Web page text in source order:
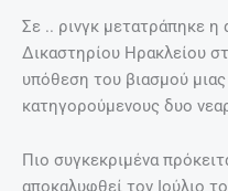
Σε .. ρινγκ μετατράπηκε
Δικαστηρίου Ηρακλείου
υπόθεση του βιασμού
κατηγορούμενους δυο
Πιο συγκεκριμένα
αποκαλυφθεί τον Ιούλιο